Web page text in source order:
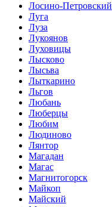
Лосино-Петровский
Луга
Луза
Лукоянов
Луховицы
Лысково
Лысьва
Лыткарино
Льгов
Любань
Люберцы
Любим
Людиново
Лянтор
Магадан
Магас
Магнитогорск
Майкоп
Майский